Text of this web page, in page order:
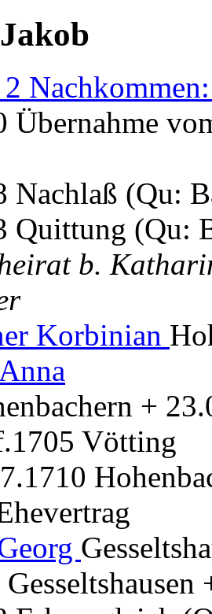
Übernahme
Nachlaß (Qu:
Quittung (Qu:
b.
Korbinian
+
Vötting